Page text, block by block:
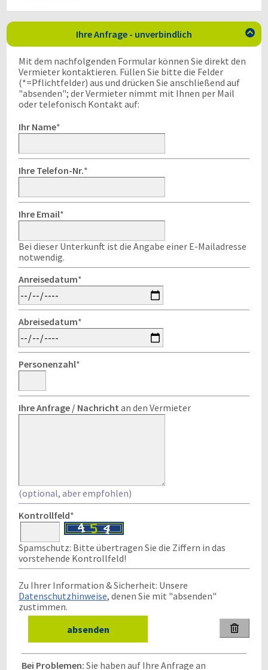
Ihre Anfrage - unverbindlich 
Mit dem nachfolgenden Formular können Sie direkt den
Vermieter kontaktieren. Füllen Sie bitte die Felder
(*=Pflichtfelder) aus und drücken Sie anschließend auf
"absenden"; der Vermieter nimmt mit Ihnen per Mail
oder telefonisch Kontakt auf:
Ihr Name*
Ihre Telefon-Nr.*
Ihre Email*
Bei dieser Unterkunft ist die Angabe einer E-Mailadresse
notwendig.
Anreisedatum*
Abreisedatum*
Personenzahl*
Ihre Anfrage / Nachricht an den Vermieter
(optional, aber empfohlen)
Kontrollfeld*
Spamschutz: Bitte übertragen Sie die Ziffern in das
vorstehende Kontrollfeld!
Zu Ihrer Information & Sicherheit: Unsere
Datenschutzhinweise, denen Sie mit "absenden"
zustimmen.

Bei Problemen: Sie haben auf Ihre Anfrage an